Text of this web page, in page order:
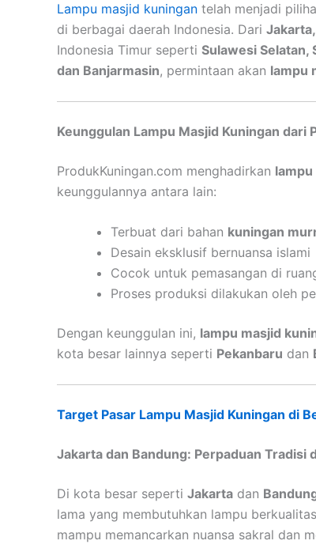
Lampu masjid kuningan telah menjadi
di berbagai daerah Indonesia. Dari
Indonesia Timur seperti Sulawesi Selatan,
dan Banjarmasin, permintaan akan lampu
Keunggulan Lampu Masjid Kuningan dari
ProdukKuningan.com menghadirkan
keunggulannya antara lain:
Terbuat dari bahan kuningan
Desain eksklusif bernuansa islami
Cocok untuk pemasangan di
Proses produksi dilakukan oleh
Dengan keunggulan ini, lampu masjid
kota besar lainnya seperti Pekanbaru dan
Target Pasar Lampu Masjid Kuningan di
Jakarta dan Bandung: Perpaduan Tradisi
Di kota besar seperti Jakarta dan
lama yang membutuhkan lampu
mampu memancarkan nuansa sakral dan